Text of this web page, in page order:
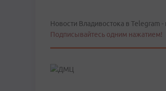
Новости Владивостока в Telegram -
Подписывайтесь одним нажатием!